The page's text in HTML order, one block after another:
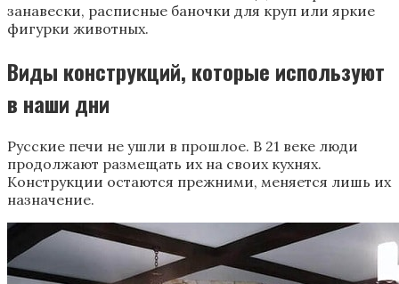
занавески, расписные баночки для круп или яркие
фигурки животных.
Виды конструкций, которые используют
в наши дни
Русские печи не ушли в прошлое. В 21 веке люди
продолжают размещать их на своих кухнях.
Конструкции остаются прежними, меняется лишь их
назначение.